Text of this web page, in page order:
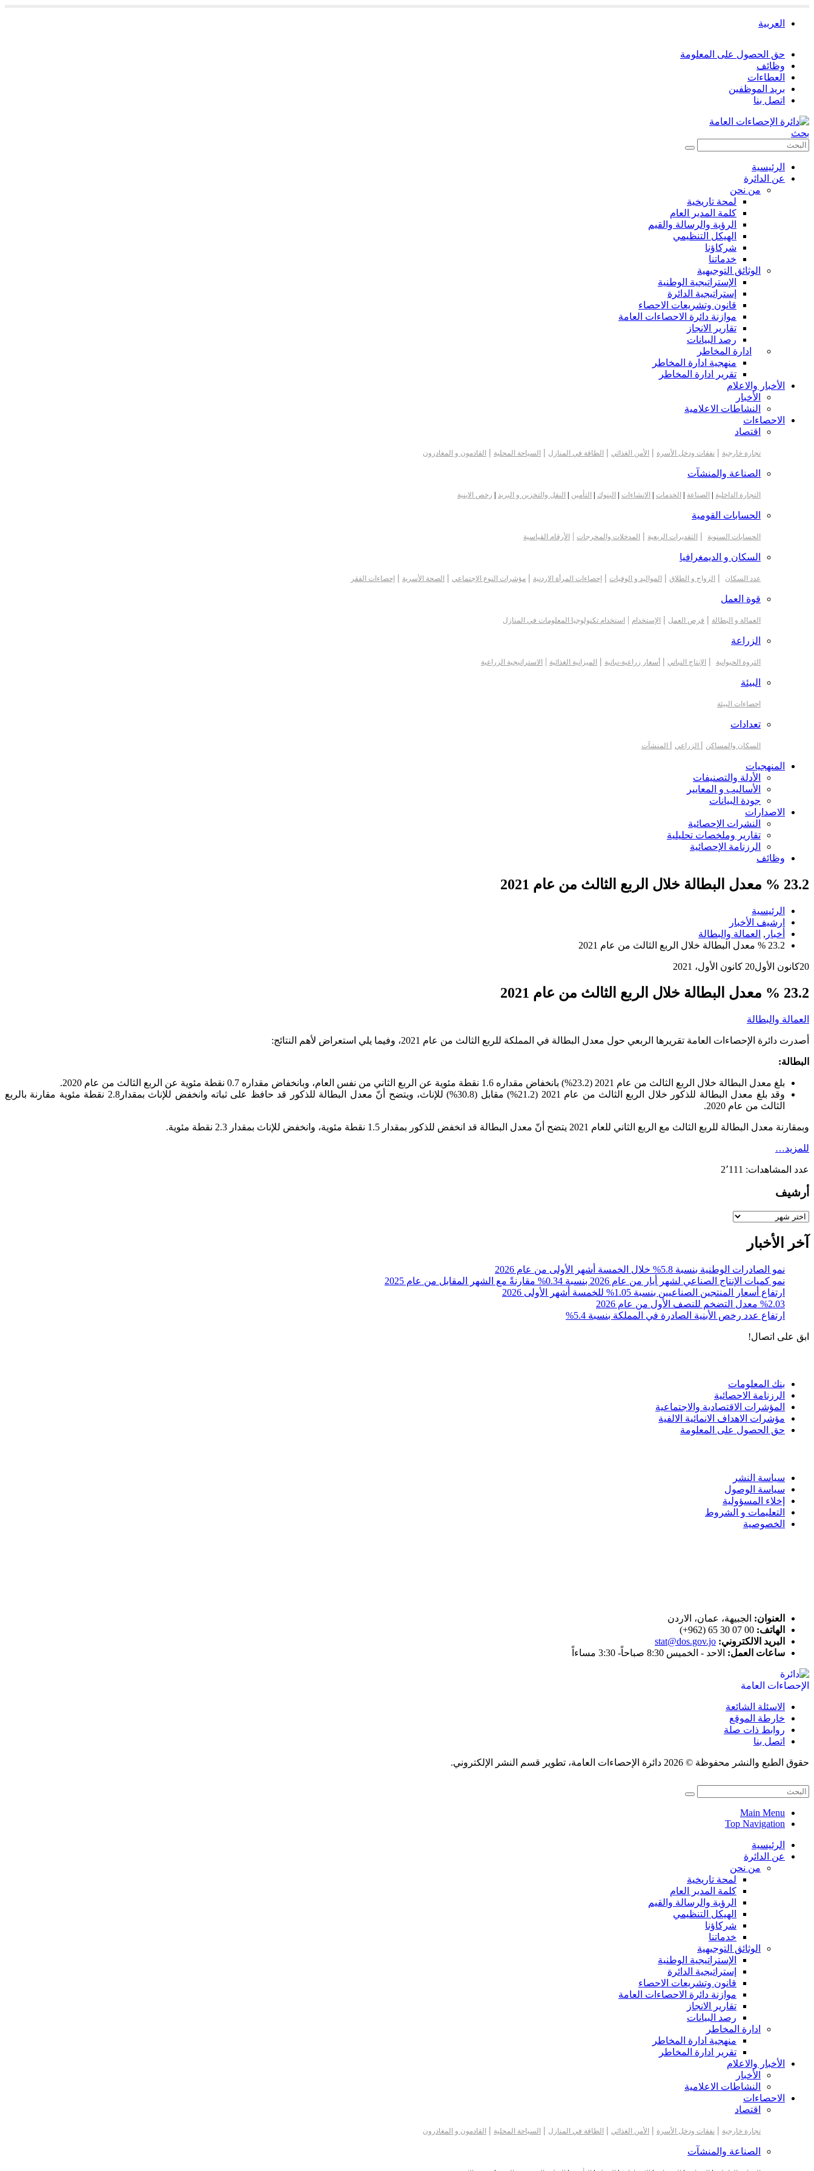
العربية
حق الحصول على المعلومة
وظائف
العطاءات
بريد الموظفين
اتصل بنا
بحث
الرئيسية
عن الدائرة
من نحن
لمحة تاريخية
كلمة المدير العام
الرؤية والرسالة والقيم
الهيكل التنظيمي
شركاؤنا
خدماتنا
الوثائق التوجيهية
الإستراتيجية الوطنية
إستراتيجية الدائرة
قانون وتشريعات الاحصاء
موازنة دائرة الاحصاءات العامة
تقارير الانجاز
رصد البيانات
ادارة المخاطر
منهجية ادارة المخاطر
تقرير ادارة المخاطر
الأخبار والاعلام
الأخبار
النشاطات الاعلامية
الاحصاءات
اقتصاد
تجارة خارجية | نفقات ودخل الأسرة | الأمن الغذائي | الطاقة في المنازل | السياحة المحلية | القادمون و المغادرون
الصناعة والمنشآت
التجارة الداخلية الصناعة الخدمات الانشاءات البنوك التأمين النقل والتخزين و البريد رخص الابنية
الحسابات القومية
الحسابات السنوية | التقديرات الربعية | المدخلات والمخرجات | الأرقام القياسية
السكان و الديمغرافيا
عدد السكان | الزواج و الطلاق | المواليد و الوفيات | إحصاءات المرأة الاردنية | مؤشرات النوع الإجتماعي | الصحة الأسرية | إحصاءات الفقر
قوة العمل
العمالة و البطالة | فرص العمل | الإستخدام | استخدام تكنولوجيا المعلومات في المنازل
الزراعة
الثروة الحيوانية | الإنتاج النباتي | أسعار زراعية-نباتية | الميزانية الغذائية | الاستراتيجية الزراعية
البيئة
احصاءات البيئة
تعدادات
السكان والمساكن | الزراعي | المنشآت
المنهجيات
الأدلة والتصنيفات
الأساليب و المعايير
جودة البيانات
الاصدارات
النشرات الإحصائية
تقارير وملخصات تحليلية
الرزنامة الإحصائية
وظائف
23.2 % معدل البطالة خلال الربع الثالث من عام 2021
الرئيسية
ارشيف الأخبار
أخبار , العمالة والبطالة
23.2 % معدل البطالة خلال الربع الثالث من عام 2021
20كانون الأول20 كانون الأول، 2021
23.2 % معدل البطالة خلال الربع الثالث من عام 2021
العمالة والبطالة
أصدرت دائرة الإحصاءات العامة تقريرها الربعي حول معدل البطالة في المملكة للربع الثالث من عام 2021، وفيما يلي استعراض لأهم النتائج:
البطالة:
بلغ معدل البطالة خلال الربع الثالث من عام 2021 (23.2%) بانخفاض مقداره 1.6 نقطة مئوية عن الربع الثاني من نفس العام، وبانخفاض مقداره 0.7 نقطة مئوية عن الربع الثالث من عام 2020.
وقد بلغ معدل البطالة للذكور خلال الربع الثالث من عام 2021 (21.2%) مقابل (30.8%) للإناث، ويتضح أنّ معدل البطالة للذكور قد حافظ على ثباته وانخفض للإناث بمقدار2.8 نقطة مئوية مقارنة بالربع
الثالث من عام 2020.
وبمقارنة معدل البطالة للربع الثالث مع الربع الثاني للعام 2021 يتضح أنّ معدل البطالة قد انخفض للذكور بمقدار 1.5 نقطة مئوية، وانخفض للإناث بمقدار 2.3 نقطة مئوية.
للمزيد…
عدد المشاهدات: 2٬111
أرشيف
أرشيف
آخر الأخبار
نمو الصادرات الوطنية بنسبة 5.8% خلال الخمسة أشهر الأولى من عام 2026
نمو كميات الإنتاج الصناعي لشهر أيار من عام 2026 بنسبة 0.34% مقارنةً مع الشهر المقابل من عام 2025
ارتفاع أسعار المنتجين الصناعيين بنسبة 1.05% للخمسة أشهر الأولى 2026
%2.03 معدل التضخم للنصف الأول من عام 2026
ارتفاع عدد رخص الأبنية الصادرة في المملكة بنسبة 5.4%
ابق على اتصال!
بنك المعلومات
الرزنامة الاحصائية
المؤشرات الاقتصادية والاجتماعية
مؤشرات الاهداف الانمائية الالفية
حق الحصول على المعلومة
سياسة النشر
سياسة الوصول
إخلاء المسؤولية
التعليمات و الشروط
الخصوصية
العنوان: الجبيهة، عمان، الاردن
الهاتف: 00 07 30 65 (962+)
البريد الالكتروني: stat@dos.gov.jo
ساعات العمل: الاحد - الخميس 8:30 صباحاً- 3:30 مساءاً
الاسئلة الشائعة
خارطة الموقع
روابط ذات صلة
اتصل بنا
حقوق الطبع والنشر محفوظة © 2026 دائرة الإحصاءات العامة، تطوير قسم النشر الإلكتروني.
Main Menu
Top Navigation
الرئيسية
عن الدائرة
من نحن
لمحة تاريخية
كلمة المدير العام
الرؤية والرسالة والقيم
الهيكل التنظيمي
شركاؤنا
خدماتنا
الوثائق التوجيهية
الإستراتيجية الوطنية
إستراتيجية الدائرة
قانون وتشريعات الاحصاء
موازنة دائرة الاحصاءات العامة
تقارير الانجاز
رصد البيانات
ادارة المخاطر
منهجية ادارة المخاطر
تقرير ادارة المخاطر
الأخبار والاعلام
الأخبار
النشاطات الاعلامية
الاحصاءات
اقتصاد
تجارة خارجية | نفقات ودخل الأسرة | الأمن الغذائي | الطاقة في المنازل | السياحة المحلية | القادمون و المغادرون
الصناعة والمنشآت